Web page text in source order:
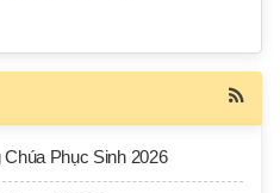
Phục Sinh 2026